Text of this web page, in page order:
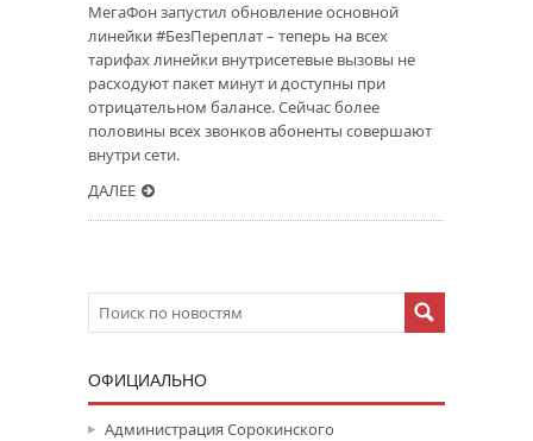
МегаФон запустил обновление основной
линейки #БезПереплат – теперь на всех
тарифах линейки внутрисетевые вызовы не
расходуют пакет минут и доступны при
отрицательном балансе. Сейчас более
половины всех звонков абоненты совершают
внутри сети.
ДАЛЕЕ
ОФИЦИАЛЬНО
Администрация Сорокинского